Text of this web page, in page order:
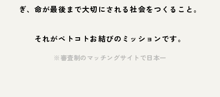
ぎ、命が最後まで大切にされる社会をつくること。
それがペトコトお結びのミッションです。
※審査制のマッチングサイトで日本一